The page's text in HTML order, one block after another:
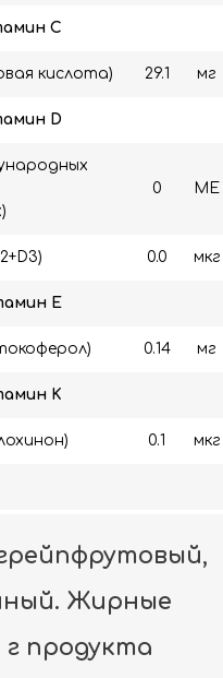
C
кислота) 29.1 мг
D
0 МЕ
0.0 мкг
E
0.14 мг
K
0.1 мкг
Жирные
г продукта